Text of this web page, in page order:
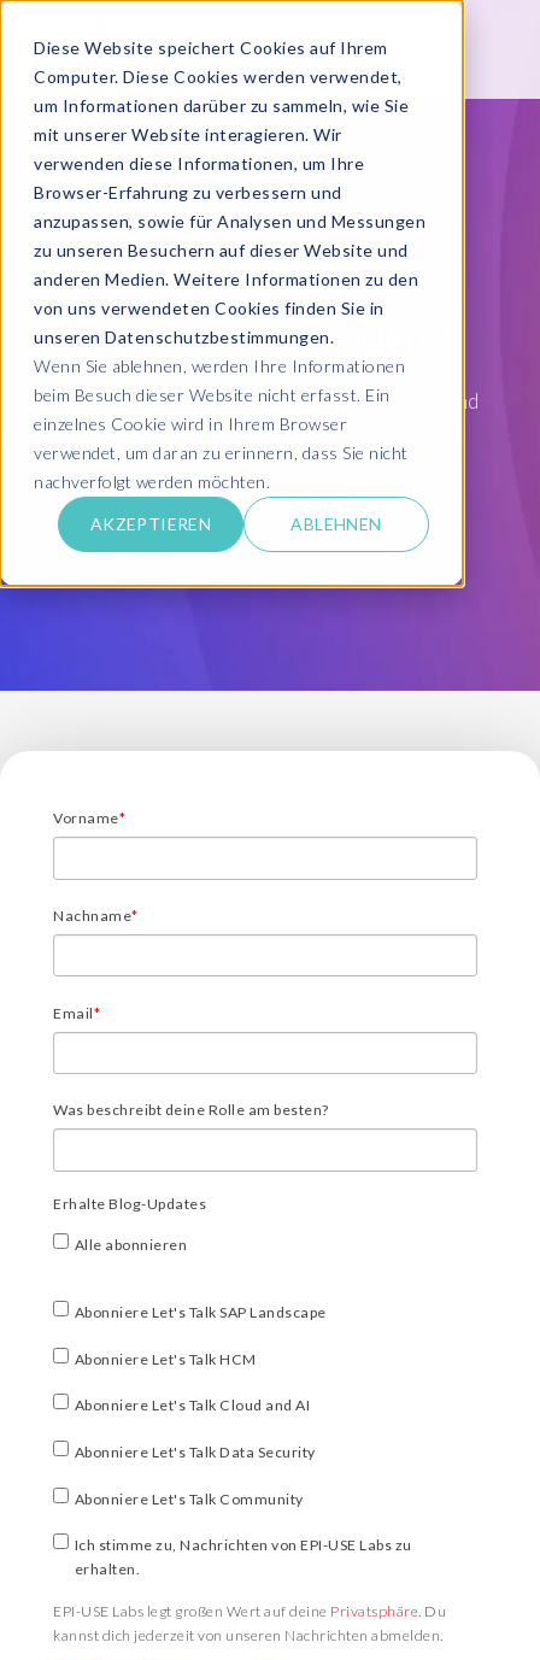
Diese Website speichert Cookies auf Ihrem
Computer. Diese Cookies werden verwendet,
um Informationen darüber zu sammeln, wie Sie
mit unserer Website interagieren. Wir
verwenden diese Informationen, um Ihre
Browser-Erfahrung zu verbessern und
anzupassen, sowie für Analysen und Messungen
zu unseren Besuchern auf dieser Website und
anderen Medien. Weitere Informationen zu den
von uns verwendeten Cookies finden Sie in
unseren Datenschutzbestimmungen.
Wenn Sie ablehnen, werden Ihre Informationen
beim Besuch dieser Website nicht erfasst. Ein
einzelnes Cookie wird in Ihrem Browser
verwendet, um daran zu erinnern, dass Sie nicht
nachverfolgt werden möchten.
AKZEPTIEREN ABLEHNEN
Bleib auf dem Laufenden!
Entdecke die neuesten News von EPI-USE Labs und
unseren Kunden – mit spannenden Einblicken und
Erfolgsgeschichten.
Vorname*
Nachname*
Email*
Was beschreibt deine Rolle am besten?
Erhalte Blog-Updates
Alle abonnieren
Abonniere Let's Talk SAP Landscape
Abonniere Let's Talk HCM
Abonniere Let's Talk Cloud and AI
Abonniere Let's Talk Data Security
Abonniere Let's Talk Community
Ich stimme zu, Nachrichten von EPI-USE Labs zu
erhalten.
EPI-USE Labs legt großen Wert auf deine Privatsphäre. Du
kannst dich jederzeit von unseren Nachrichten abmelden.